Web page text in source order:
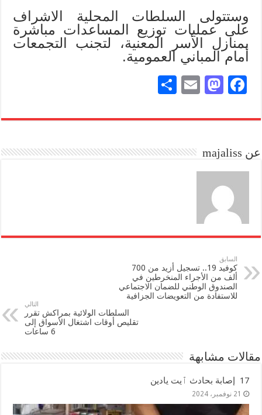
وستتولى السلطات المحلية الاشراف
على عمليات توزيع المساعدات مباشرة
بمنازل الأسر المعنية، لتجنب التجمعات
أمام المباني العمومية.
Fa
bo
M
to
n
E
ail
re
عن majaliss
السابق
كوفيد 19.. تسجيل أزيد من 700
ألف من الأجراء المنخرطين في
الصندوق الوطني للضمان الاجتماعي
للاستفادة من التعويضات الجزافية
التالي
السلطات الولائية بمراكش تقرر
تقليص أوقات اشتغال الأسواق إلى
6 ساعات
مقالات مشابهة
17 إصابة بحادث ٱيت يادين
21 نوفمبر، 2024